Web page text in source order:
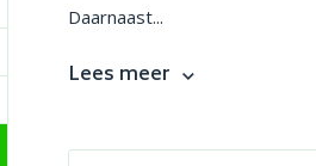
Daarnaast...
Lees meer